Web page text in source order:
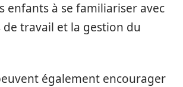
enfants à se familiariser avec
de travail et la gestion du
également encourager